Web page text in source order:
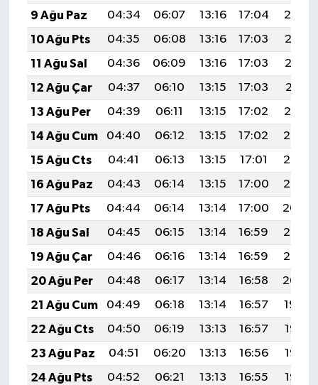
9 Ağu Paz
04:34 06:07 13:16 17:04
20:14
10 Ağu Pts
04:35 06:08 13:16 17:03
20:13
11 Ağu Sal
04:36 06:09 13:16 17:03
20:12
12 Ağu Çar
04:37 06:10 13:15 17:03
20:11
13 Ağu Per
04:39 06:11 13:15 17:02
20:10
14 Ağu Cum
04:40 06:12 13:15 17:02
20:08
15 Ağu Cts
04:41 06:13 13:15 17:01
20:07
16 Ağu Paz
04:43 06:14 13:15 17:00
20:06
17 Ağu Pts
04:44 06:14 13:14 17:00
20:04
18 Ağu Sal
04:45 06:15 13:14 16:59
20:03
19 Ağu Çar
04:46 06:16 13:14 16:59
20:02
20 Ağu Per
04:48 06:17 13:14 16:58
20:00
21 Ağu Cum
04:49 06:18 13:14 16:57
19:59
22 Ağu Cts
04:50 06:19 13:13 16:57
19:58
23 Ağu Paz
04:51 06:20 13:13 16:56
19:56
24 Ağu Pts
04:52 06:21 13:13 16:55
19:55